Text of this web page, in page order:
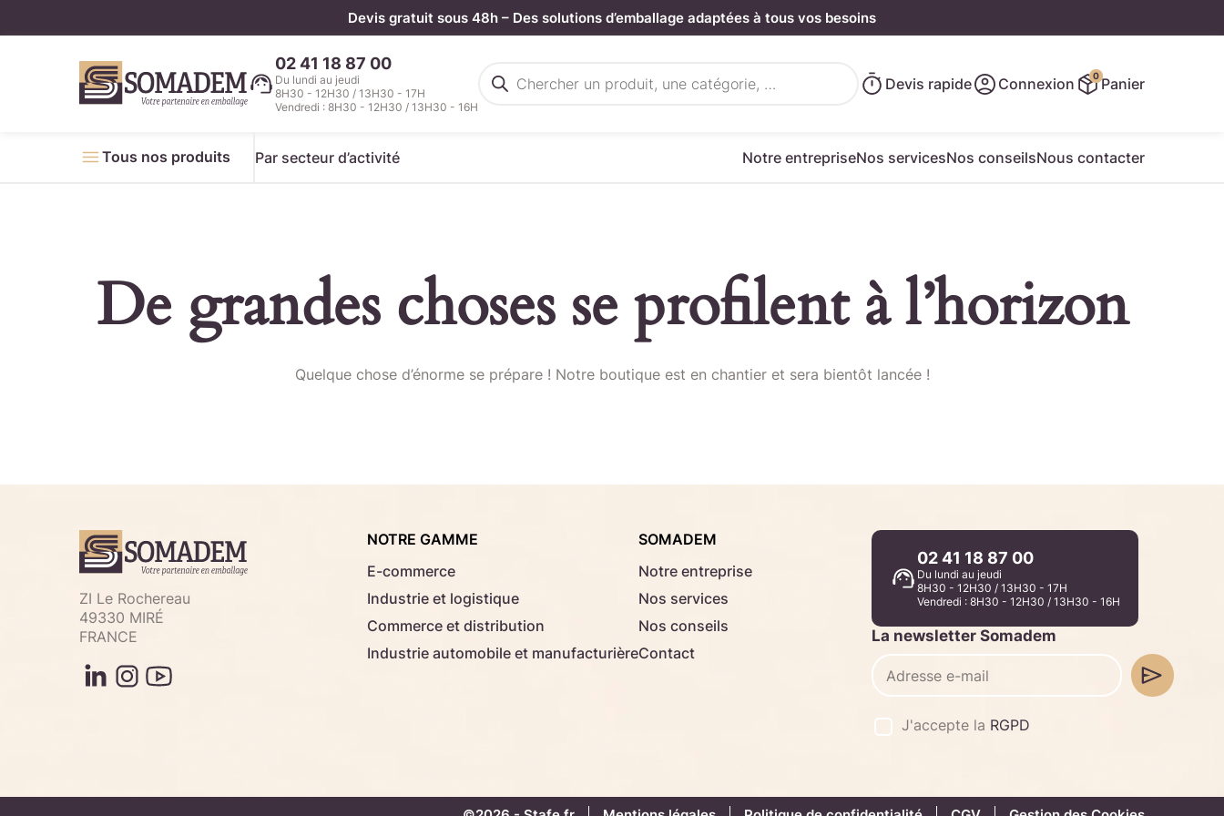
Devis gratuit sous 48h – Des solutions d’emballage adaptées à tous vos besoins
02 41 18 87 00
Du lundi au jeudi
8H30 - 12H30 / 13H30 - 17H
Vendredi : 8H30 - 12H30 / 13H30 - 16H
de
Devis rapide Connexion 0Panier
Tous nos produits Par secteur d’activité Notre entrepriseNos servicesNos conseilsNous contacter
De grandes choses se profilent à l’horizon
Quelque chose d’énorme se prépare ! Notre boutique est en chantier et sera bientôt lancée !
Télécharger
ZI Le Rochereau
49330 MIRÉ
FRANCE
NOTRE GAMME
E-commerce
Industrie et logistique
Commerce et distribution
Industrie automobile et manufacturière
SOMADEM
Notre entreprise
Nos services
Nos conseils
Contact
02 41 18 87 00
Du lundi au jeudi
8H30 - 12H30 / 13H30 - 17H
Vendredi : 8H30 - 12H30 / 13H30 - 16H
La newsletter Somadem
J'accepte la RGPD